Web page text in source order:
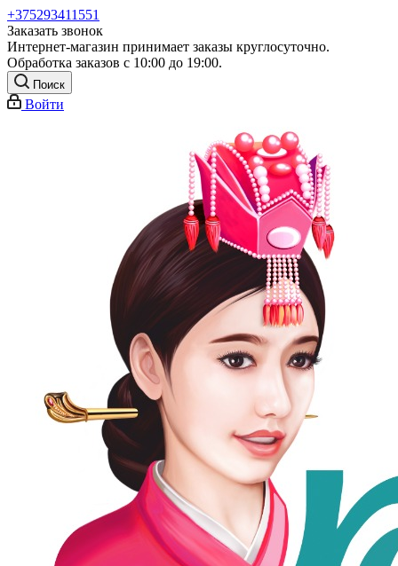
+375293411551
Заказать звонок
Интернет-магазин принимает заказы круглосуточно.
Обработка заказов с 10:00 до 19:00.
Поиск
Войти